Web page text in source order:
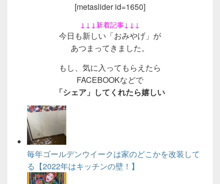
[metaslider id=1650]
↓↓↓新着記事↓↓↓
今日も新しい「おみやげ」が
あつまってきました。
もし、気に入ってもらえたら
FACEBOOKなどで
「シェア」してくれたら嬉しい
毎年ゴールデンウイークは家のどこかを改装して
る【2022年はキッチンの壁！】